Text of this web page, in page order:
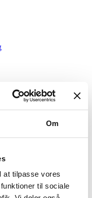
Om
at tilpasse vores
til sociale